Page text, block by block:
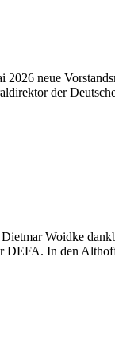
neue
der
Woidke
DEFA. In den